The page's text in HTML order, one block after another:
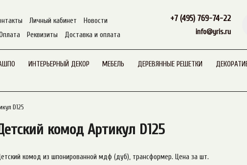
Личный кабинет
Новости
Реквизиты Доставка и оплата
+7 (495) 769-74-22
info@yris.ru
ИНТЕРЬЕРНЫЙ ДЕКОР МЕБЕЛЬ ДЕРЕВЯННЫЕ РЕШЕТКИ
D125
комод Артикул D125
комод из шпонированной мдф (дуб), трансформер. Цена за шт.